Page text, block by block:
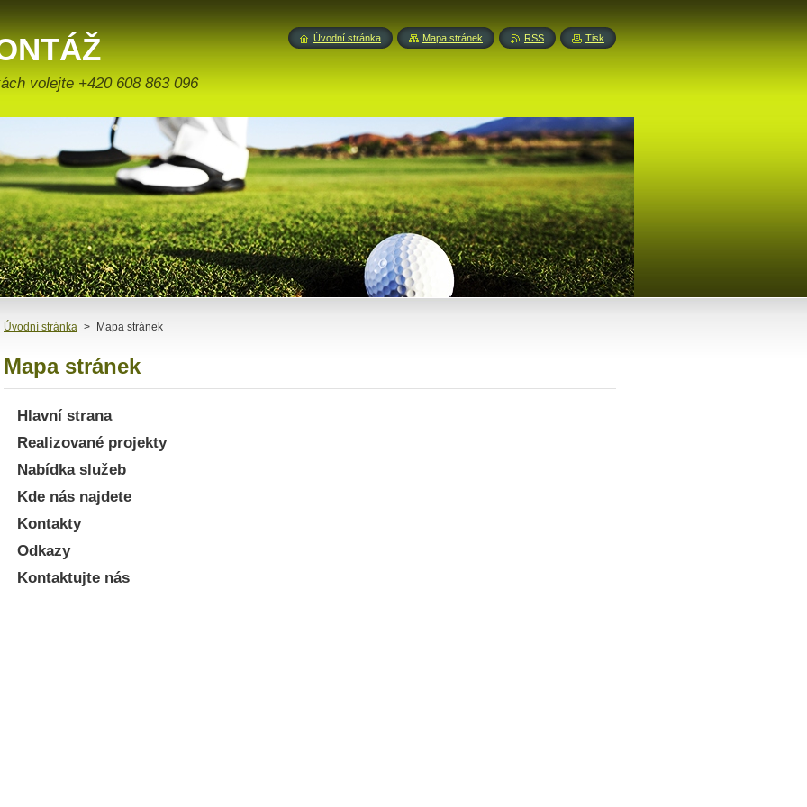
volejte +420 608 863 096
Úvodní stránka > Mapa stránek
Mapa stránek
Hlavní strana
Realizované projekty
Nabídka služeb
Kde nás najdete
Kontakty
Odkazy
Kontaktujte nás
Úvodní stránka Mapa stránek RSS Tisk